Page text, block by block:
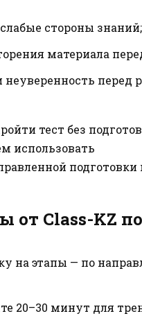
стороны знаний;
материала
перед
тест без
использовать
от Class-KZ
на этапы — по
20–30 минут для